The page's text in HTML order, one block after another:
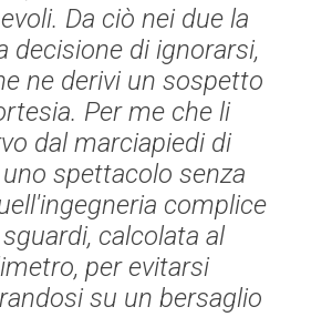
Da ciò nei due la
decisione di ignorarsi,
ne derivi un sospetto
Per me che li
dal marciapiedi di
spettacolo senza
complice
calcolata al
per evitarsi
su un bersaglio